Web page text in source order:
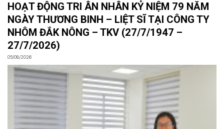
HOẠT ĐỘNG TRI ÂN NHÂN KỶ NIỆM 79 NĂM
NGÀY THƯƠNG BINH – LIỆT SĨ TẠI CÔNG TY
NHÔM ĐẮK NÔNG – TKV (27/7/1947 –
27/7/2026)
05/08/2026